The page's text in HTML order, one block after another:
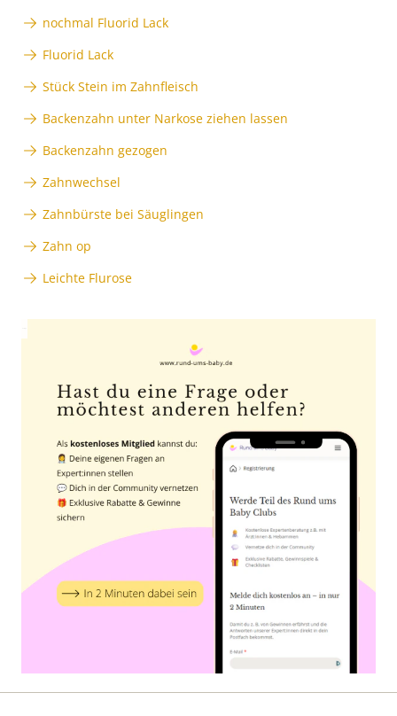
nochmal Fluorid Lack
Fluorid Lack
Stück Stein im Zahnfleisch
Backenzahn unter Narkose ziehen lassen
Backenzahn gezogen
Zahnwechsel
Zahnbürste bei Säuglingen
Zahn op
Leichte Flurose